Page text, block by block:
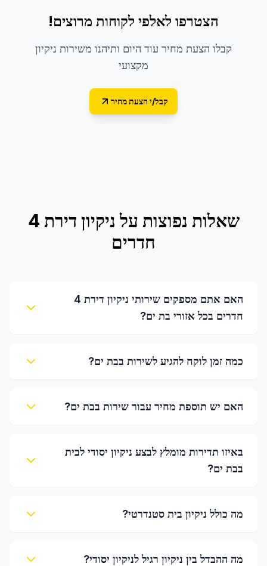
הצטרפו לאלפי לקוחות מרוצים!
קבלו הצעת מחיר עוד היום ותיהנו משירות ניקיון
מקצועי
קבל/י הצעת מחיר
שאלות נפוצות על
ניקיון דירת 4
חדרים
האם אתם מספקים שירותי ניקיון דירת 4
חדרים בכל אזורי בת ים?
כמה זמן לוקח להגיע לשירות בבת ים?
האם יש תוספת מחיר עבור שירות בבת ים?
באיזו תדירות מומלץ לבצע ניקיון יסודי לבית
בבת ים?
מה כולל ניקיון בית סטנדרטי?
מה ההבדל בין ניקיון רגיל לניקיון יסודי?